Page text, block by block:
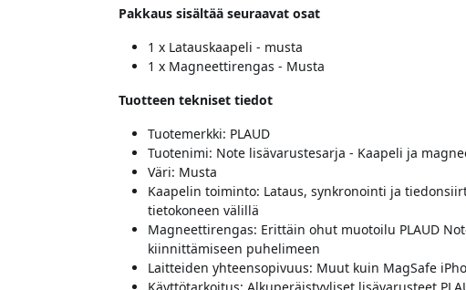
Pakkaus sisältää seuraavat osat
1 x Latauskaapeli - musta
1 x Magneettirengas - Musta
Tuotteen tekniset tiedot
Tuotemerkki: PLAUD
Tuotenimi: Note lisävarustesarja - Kaapeli ja
Väri: Musta
Kaapelin toiminto: Lataus, synkronointi ja
tietokoneen välillä
Magneettirengas: Erittäin ohut muotoilu PLAUD
kiinnittämiseen puhelimeen
Laitteiden yhteensopivuus: Muut kuin MagSafe